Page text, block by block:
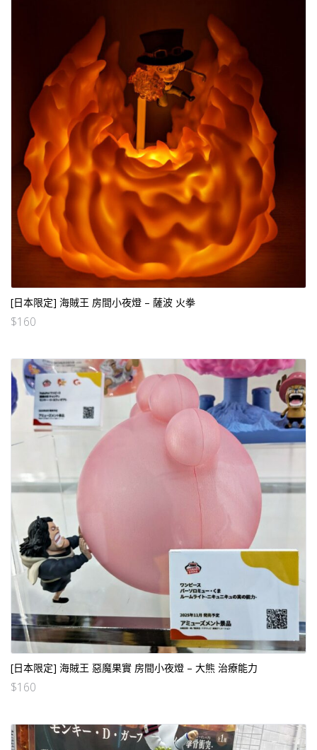
[日本限定] 海賊王 房間小夜燈 – 薩波 火拳
$160
[日本限定] 海賊王 惡魔果實 房間小夜燈 – 大熊 治療能力
$160